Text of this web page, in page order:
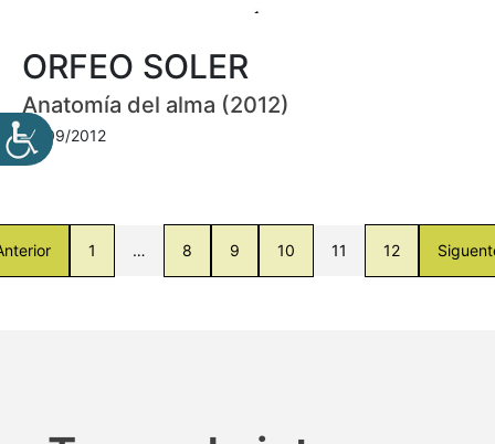
ORFEO SOLER
Anatomía del alma (2012)
01/09/2012
1 … 8 9 10 11 12